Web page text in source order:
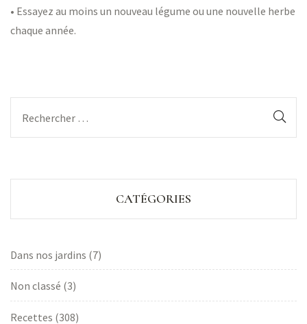
• Essayez au moins un nouveau légume ou une nouvelle herbe
chaque année.
CATÉGORIES
Dans nos jardins (7)
Non classé (3)
Recettes (308)